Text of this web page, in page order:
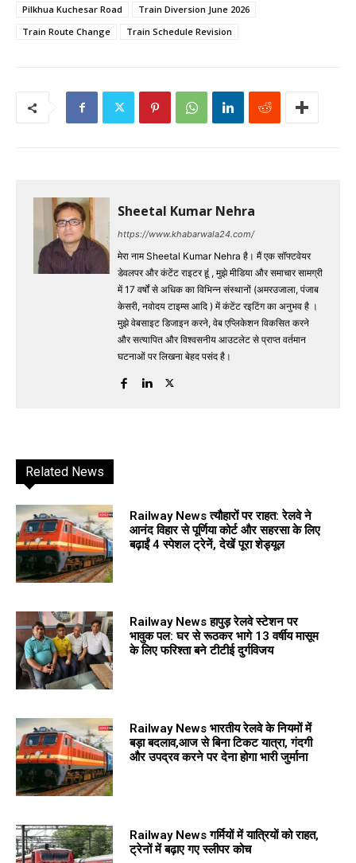
Pilkhua Kuchesar Road
Train Diversion June 2026
Train Route Change
Train Schedule Revision
Sheetal Kumar Nehra
https://www.khabarwala24.com/
मेरा नाम Sheetal Kumar Nehra है। मैं एक सॉफ्टवेयर
डेवलपर और कंटेंट राइटर हूं , मुझे मीडिया और समाचार सामग्री
में 17 वर्षों से अधिक का विभिन्न संस्थानों (अमरउजाला, पंजाब
केसरी, नवोदय टाइम्स आदि ) में कंटेंट रइटिंग का अनुभव है ।
मुझे वेबसाइट डिजाइन करने, वेब एप्लिकेशन विकसित करने
और सत्यापित और विश्वसनीय आउटलेट से प्राप्त वर्तमान
घटनाओं पर लिखना बेहद पसंद है।
Related News
Railway News त्यौहारों पर राहत: रेलवे ने
आनंद विहार से पूर्णिया कोर्ट और सहरसा के लिए
बढ़ाईं 4 स्पेशल ट्रेनें, देखें पूरा शेड्यूल
Railway News हापुड़ रेलवे स्टेशन पर
भावुक पल: घर से रूठकर भागे 13 वर्षीय मासूम
के लिए फरिश्ता बने टीटीई दुर्गविजय
Railway News भारतीय रेलवे के नियमों में
बड़ा बदलाव,आज से बिना टिकट यात्रा, गंदगी
और उपद्रव करने पर देना होगा भारी जुर्माना
Railway News गर्मियों में यात्रियों को राहत,
ट्रेनों में बढ़ाए गए स्लीपर कोच